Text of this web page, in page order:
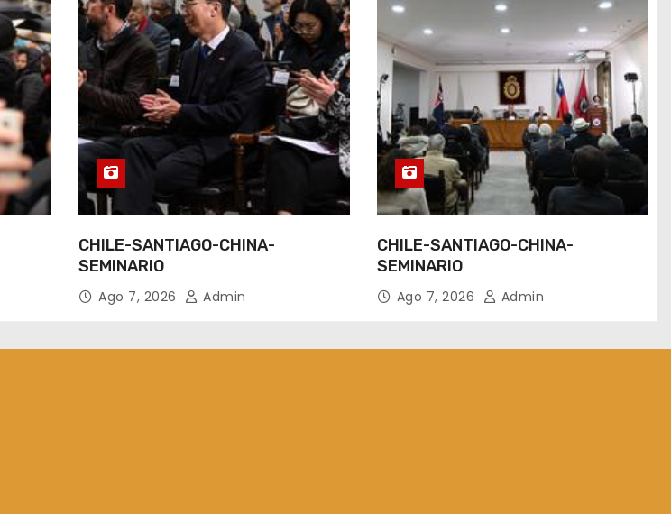
CHILE-SANTIAGO-CHINA-
SEMINARIO
Ago 7, 2026 Admin
CHILE-SANTIAGO-CHINA-
SEMINARIO
Ago 7, 2026 Admin